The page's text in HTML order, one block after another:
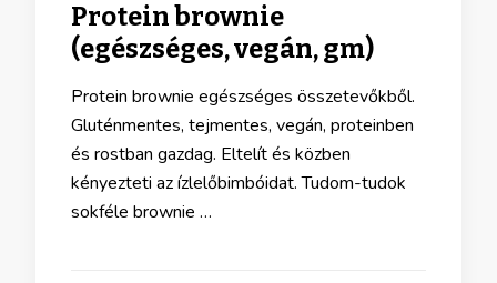
Protein brownie
(egészséges, vegán, gm)
Protein brownie egészséges összetevőkből.
Gluténmentes, tejmentes, vegán, proteinben
és rostban gazdag. Eltelít és közben
kényezteti az ízlelőbimbóidat. Tudom-tudok
sokféle brownie …